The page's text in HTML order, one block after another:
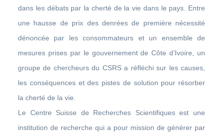
dans les débats par la cherté de la vie dans le pays. Entre
une hausse de prix des denrées de première nécessité
dénoncée par les consommateurs et un ensemble de
mesures prises par le gouvernement de Côte d’Ivoire, un
groupe de chercheurs du CSRS a réfléchi sur les causes,
les conséquences et des pistes de solution pour résorber
la cherté de la vie.
Le Centre Suisse de Recherches Scientifiques est une
institution de recherche qui a pour mission de générer par